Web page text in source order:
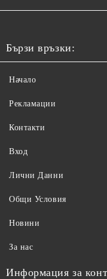
Бързи връзки:
Начало
Рекламации
Контакти
Вход
Лични Данни
Общи Условия
Новини
За нас
Информация за